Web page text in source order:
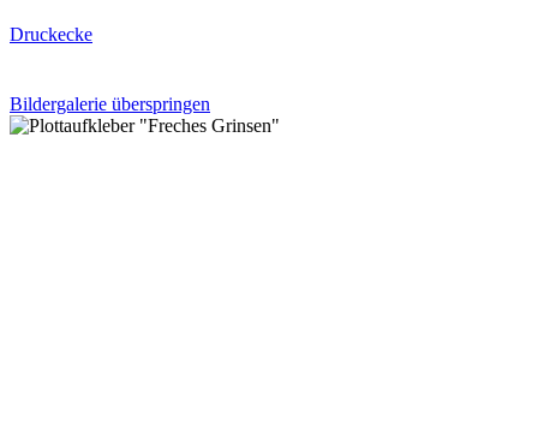
Druckecke
Bildergalerie überspringen